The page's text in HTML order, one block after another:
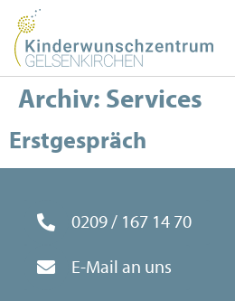
Archiv: Services
Erstgespräch
0209 / 167 14 70
E-Mail an uns